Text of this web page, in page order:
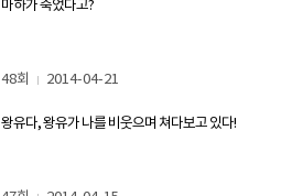
마하가 죽었다고?
48회 2014-04-21
왕유다, 왕유가 나를 비웃으며 쳐다보고 있다!